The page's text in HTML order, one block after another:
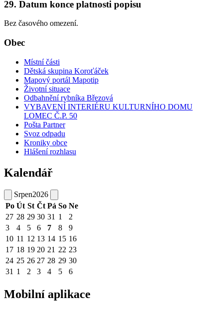
29. Datum konce platnosti popisu
Bez časového omezení.
Obec
Místní části
Dětská skupina Koroťáček
Mapový portál Mapotip
Životní situace
Odbahnění rybníka Březová
VYBAVENÍ INTERIÉRU KULTURNÍHO DOMU
LOMEC Č.P. 50
Pošta Partner
Svoz odpadu
Kroniky obce
Hlášení rozhlasu
Kalendář
Srpen2026
Po Út St Čt Pá So Ne
27 28 29 30 31 1
2
3
4 5 6 7 8
9
10 11 12 13 14 15 16
17 18 19 20 21 22 23
24 25 26 27 28 29 30
31 1 2 3 4 5 6
Mobilní aplikace